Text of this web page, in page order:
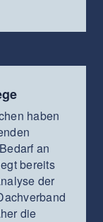
haben
an
bereits
der
die